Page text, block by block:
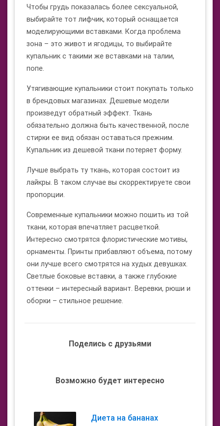
Чтобы грудь показалась более сексуальной,
выбирайте тот лифчик, который оснащается
моделирующими вставками. Когда проблема
зона – это живот и ягодицы, то выбирайте
купальник с такими же вставками на талии,
попе.
Утягивающие купальники стоит покупать только
в брендовых магазинах. Дешевые модели
произведут обратный эффект. Ткань
обязательно должна быть качественной, после
стирки ее вид обязан оставаться прежним.
Купальник из дешевой ткани потеряет форму.
Лучше выбрать ту ткань, которая состоит из
лайкры. В таком случае вы скорректируете свои
пропорции.
Современные купальники можно пошить из той
ткани, которая впечатляет расцветкой.
Интересно смотрятся флористические мотивы,
орнаменты. Принты прибавляют объема, потому
они лучше всего смотрятся на худых девушках.
Светлые боковые вставки, а также глубокие
оттенки – интересный вариант. Веревки, рюши и
оборки – стильное решение.
Поделись с друзьями
Возможно будет интересно
Диета на бананах